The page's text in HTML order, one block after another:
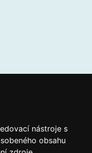
nástroje s
obsahu